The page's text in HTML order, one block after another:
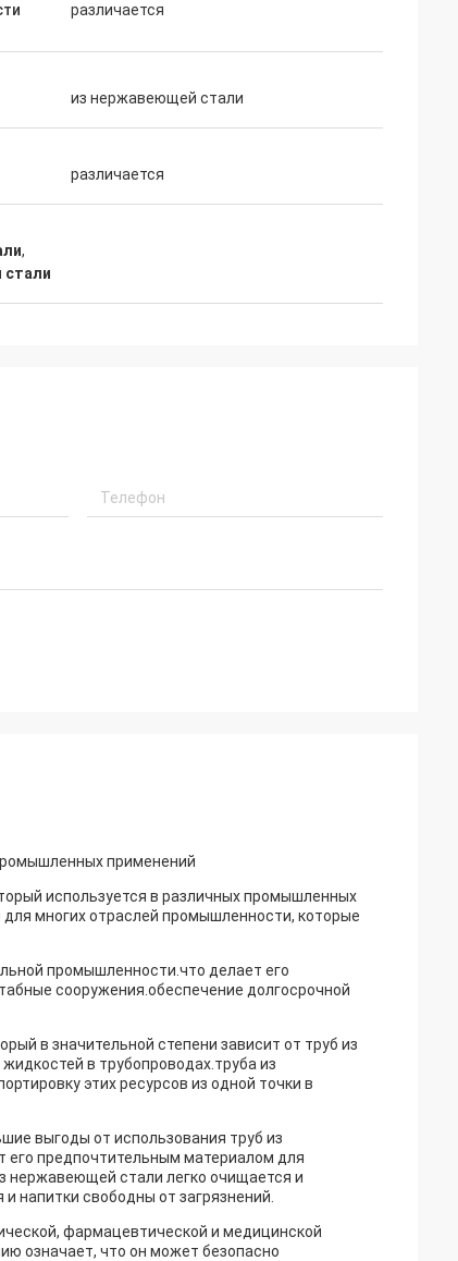
различается
из нержавеющей стали
различается
,
применений
используется в различных промышленных
многих отраслей промышленности, которые
промышленности.что делает его
сооружения.обеспечение долгосрочной
в значительной степени зависит от труб из
в трубопроводах.труба из
этих ресурсов из одной точки в
выгоды от использования труб из
его предпочтительным материалом для
нержавеющей стали легко очищается и
напитки свободны от загрязнений.
фармацевтической и медицинской
означает, что он может безопасно